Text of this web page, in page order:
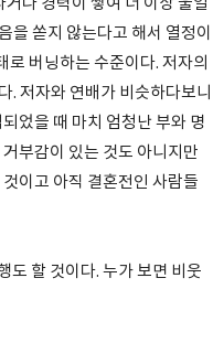
나 경력이 쌓여 더 이상 울일
을 쏟지 않는다고 해서 열정이
버닝하는 수준이다. 저자의
. 저자와 연배가 비슷하다보니
었을 때 마치 엄청난 부와 명
부감이 있는 것도 아니지만
이고 아직 결혼전인 사람들
도 할 것이다. 누가 보면 비웃